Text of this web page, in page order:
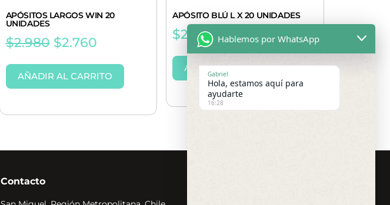
APÓSITOS LARGOS WIN 20
UNIDADES
$2.980 $2.760
AÑADIR AL CARRITO
APÓSITO BLÚ L X 20 UNIDADES
$2.300
AÑADIR AL CARRITO
Contacto
Hablemos por WhatsApp
Gabriel
Hola, estamos aquí para
ayudarte
16:28